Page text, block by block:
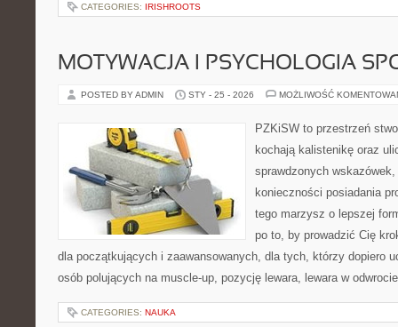
CATEGORIES: IRISHROOTS
MOTYWACJA I PSYCHOLOGIA
POSTED BY ADMIN STY - 25 - 2026 MOŻLIWOŚĆ
PZKiSW to przestrzeń
kochają kalistenikę oraz
sprawdzonych
konieczności posiadania
tego marzysz o lepszej
po to, by prowadzić Cię
dla początkujących i zaawansowanych, dla tych, którzy dopiero
osób polujących na muscle-up, pozycję lewara, lewara w
CATEGORIES: NAUKA